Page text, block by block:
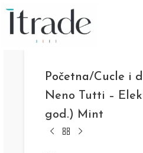
Početna Cucle i
Neno Tutti –
god.) Mint